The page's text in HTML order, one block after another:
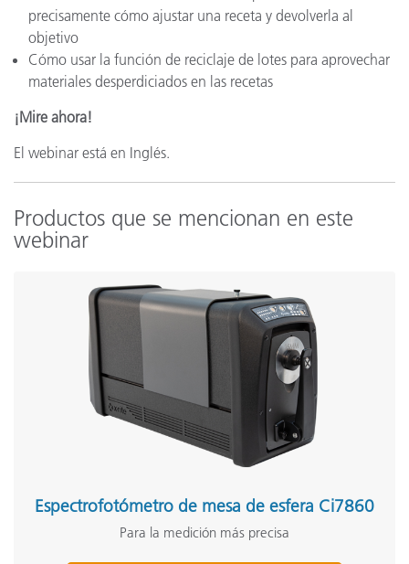
precisamente cómo ajustar una receta y devolverla al
objetivo
Cómo usar la función de reciclaje de lotes para aprovechar
materiales desperdiciados en las recetas
¡Mire ahora!
El webinar está en Inglés.
Productos que se mencionan en este
webinar
Espectrofotómetro de mesa de esfera Ci7860
Para la medición más precisa